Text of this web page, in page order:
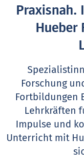
Praxisnah.
Forschung
Fortbildungen
Lehrkräften
Impulse und
Unterricht mit